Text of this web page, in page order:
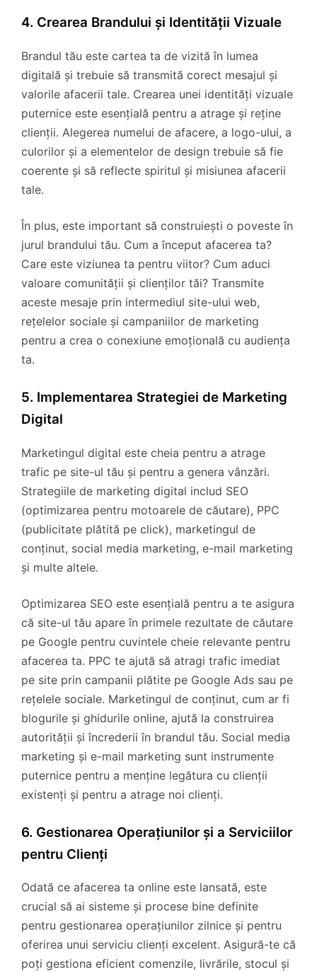
4. Crearea Brandului și Identității Vizuale
Brandul tău este cartea ta de vizită în lumea
digitală și trebuie să transmită corect mesajul și
valorile afacerii tale. Crearea unei identități vizuale
puternice este esențială pentru a atrage și reține
clienții. Alegerea numelui de afacere, a logo-ului, a
culorilor și a elementelor de design trebuie să fie
coerente și să reflecte spiritul și misiunea afacerii
tale.
În plus, este important să construiești o poveste în
jurul brandului tău. Cum a început afacerea ta?
Care este viziunea ta pentru viitor? Cum aduci
valoare comunității și clienților tăi? Transmite
aceste mesaje prin intermediul site-ului web,
rețelelor sociale și campaniilor de marketing
pentru a crea o conexiune emoțională cu audiența
ta.
5. Implementarea Strategiei de Marketing
Digital
Marketingul digital este cheia pentru a atrage
trafic pe site-ul tău și pentru a genera vânzări.
Strategiile de marketing digital includ SEO
(optimizarea pentru motoarele de căutare), PPC
(publicitate plătită pe click), marketingul de
conținut, social media marketing, e-mail marketing
și multe altele.
Optimizarea SEO este esențială pentru a te asigura
că site-ul tău apare în primele rezultate de căutare
pe Google pentru cuvintele cheie relevante pentru
afacerea ta. PPC te ajută să atragi trafic imediat
pe site prin campanii plătite pe Google Ads sau pe
rețelele sociale. Marketingul de conținut, cum ar fi
blogurile și ghidurile online, ajută la construirea
autorității și încrederii în brandul tău. Social media
marketing și e-mail marketing sunt instrumente
puternice pentru a menține legătura cu clienții
existenți și pentru a atrage noi clienți.
6. Gestionarea Operațiunilor și a Serviciilor
pentru Clienți
Odată ce afacerea ta online este lansată, este
crucial să ai sisteme și procese bine definite
pentru gestionarea operațiunilor zilnice și pentru
oferirea unui serviciu clienți excelent. Asigură-te că
poți gestiona eficient comenzile, livrările, stocul și